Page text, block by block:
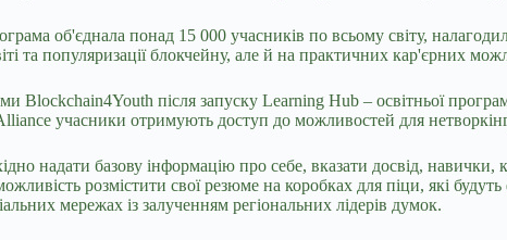
об'єднала понад 15 000 учасників по всьому світу,
та популяризації блокчейну, але й на практичних кар'єрних
Blockchain4Youth після запуску Learning Hub – освітньої
учасники отримують доступ до можливостей для
надати базову інформацію про себе, вказати досвід,
розмістити свої резюме на коробках для піци, які
мережах із залученням регіональних лідерів думок.